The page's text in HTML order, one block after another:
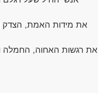
את מידות האמת, הצדק
את רגשות האחוה, החמלה